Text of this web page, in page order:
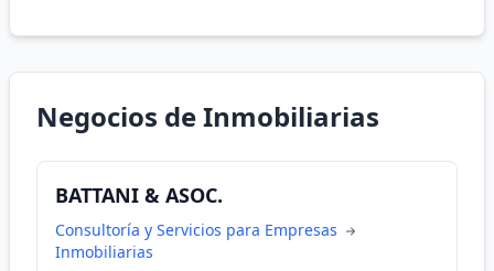
Negocios de Inmobiliarias
BATTANI & ASOC.
Consultoría y Servicios para Empresas
Inmobiliarias